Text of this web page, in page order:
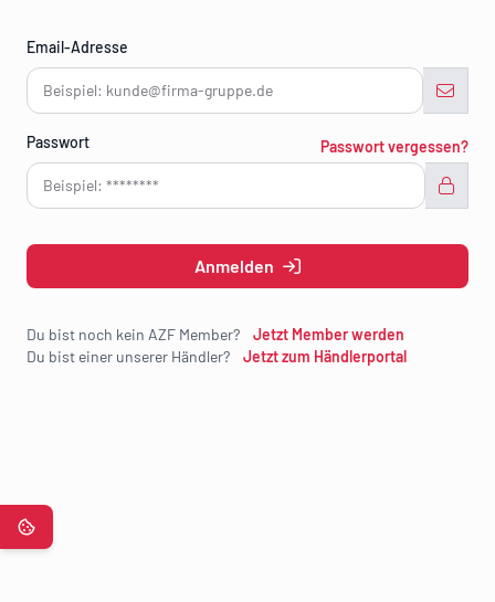
Email-Adresse
Passwort Passwort vergessen?
Anmelden
Du bist noch kein AZF Member?
Jetzt Member werden
Du bist einer unserer Händler?
Jetzt zum Händlerportal